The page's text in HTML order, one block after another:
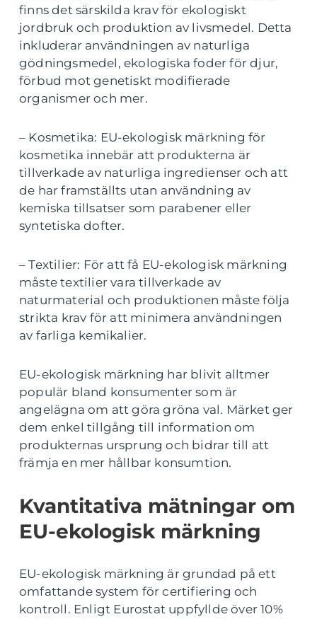
finns det särskilda krav för ekologiskt
jordbruk och produktion av livsmedel. Detta
inkluderar användningen av naturliga
gödningsmedel, ekologiska foder för djur,
förbud mot genetiskt modifierade
organismer och mer.
– Kosmetika: EU-ekologisk märkning för
kosmetika innebär att produkterna är
tillverkade av naturliga ingredienser och att
de har framställts utan användning av
kemiska tillsatser som parabener eller
syntetiska dofter.
– Textilier: För att få EU-ekologisk märkning
måste textilier vara tillverkade av
naturmaterial och produktionen måste följa
strikta krav för att minimera användningen
av farliga kemikalier.
EU-ekologisk märkning har blivit alltmer
populär bland konsumenter som är
angelägna om att göra gröna val. Märket ger
dem enkel tillgång till information om
produkternas ursprung och bidrar till att
främja en mer hållbar konsumtion.
Kvantitativa mätningar om
EU-ekologisk märkning
EU-ekologisk märkning är grundad på ett
omfattande system för certifiering och
kontroll. Enligt Eurostat uppfyllde över 10%